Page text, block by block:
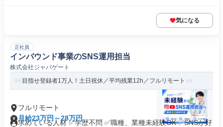
気になる
正社員
インバウンド事業のSNS運用担当
株式会社ジャパゲート
目指せ登録者1万人！土日祝休／平均残業12h／フルリモート
フルリモート
月給23万円～28万円
求めている人材 ✅学歴不問 ✅職種、業種未経験OK ✅SNSが好